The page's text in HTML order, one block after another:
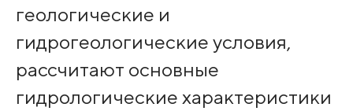
геологические и
гидрогеологические условия,
рассчитают основные
гидрологические характеристики